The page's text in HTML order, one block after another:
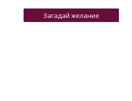
Загадай желание